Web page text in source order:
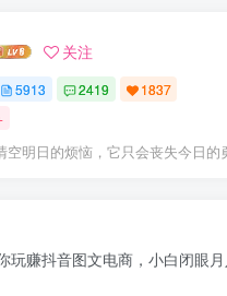
关注
5913 2419
1837
空明日的烦恼，它只会丧失今日的
玩赚抖音图文电商，小白闭眼月